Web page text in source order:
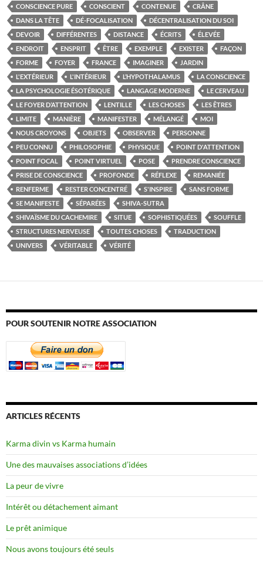
CONSCIENCE PURE CONSCIENT CONTENUE
CRÂNE
DANS LA TÊTE
DÉ-FOCALISATION
DÉCENTRALISATION DU SOI
DEVOIR
DIFFÉRENTES DISTANCE ÉCRITS
ÉLEVÉE
ENDROIT
ENSPRIT ÊTRE EXEMPLE EXISTER
FAÇON
FORME
FOYER FRANCE IMAGINER
JARDIN
L'EXTÉRIEUR
L'INTÉRIEUR L’HYPOTHALAMUS
LA CONSCIENCE
LA PSYCHOLOGIE ÉSOTÉRIQUE
LANGAGE MODERNE
LE CERVEAU
LE FOYER D’ATTENTION
LENTILLE LES CHOSES
LES ÊTRES
LIMITE
MANIÈRE MANIFESTER MÉLANGÉ
MOI
NOUS CROYONS
OBJETS OBSERVER
PERSONNE
PEU CONNU
PHILOSOPHIE PHYSIQUE
POINT D'ATTENTION
POINT FOCAL
POINT VIRTUEL POSE
PRENDRE CONSCIENCE
PRISE DE CONSCIENCE
PROFONDE RÉFLEXE
REMANIÉE
RENFERME
RESTER CONCENTRÉ S'INSPIRE
SANS FORME
SE MANIFESTE
SÉPARÉES
SHIVA-SUTRA
SHIVAÏSME DU CACHEMIRE
SITUE SOPHISTIQUÉES
SOUFFLE
STRUCTURES NERVEUSE
TOUTES CHOSES
TRADUCTION
UNIVERS
VÉRITABLE VÉRITÉ
POUR SOUTENIR NOTRE ASSOCIATION
ARTICLES RÉCENTS
Karma divin vs Karma humain
Une des mauvaises associations d’idées
La peur de vivre
Intérêt ou détachement aimant
Le prêt animique
Nous avons toujours été seuls